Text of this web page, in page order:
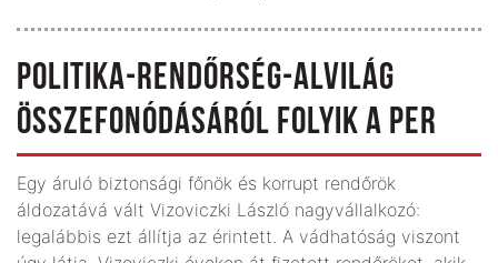
POLITIKA-RENDŐRSÉG-ALVILÁG
ÖSSZEFONÓ­DÁSÁRÓL FOLYIK A PER
Egy áruló biztonsági főnök és korrupt rendőrök
áldozatává vált Vizoviczki László nagyvállalkozó:
legalábbis ezt állítja az érintett. A vádhatóság viszont